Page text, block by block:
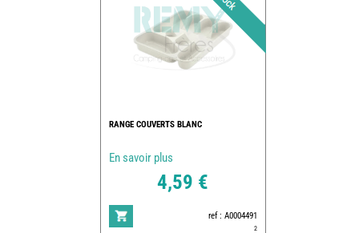
RANGE COUVERTS BLANC
En savoir plus
4,59 €
ref : A0004491
2